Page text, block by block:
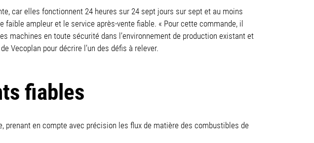
car elles fonctionnent 24 heures sur 24 sept jours sur sept et au moins
ampleur et le service après-vente fiable. « Pour cette commande, il
machines en toute sécurité dans l’environnement de production existant et
Vecoplan pour décrire l’un des défis à relever.
fiables
prenant en compte avec précision les flux de matière des combustibles de